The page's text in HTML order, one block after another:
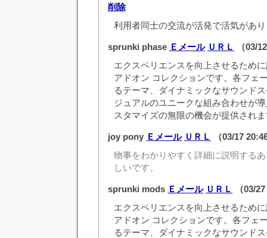
削除
利用者同士の交流が活発で活気があ
sprunki phase Ｅメール ＵＲＬ
（03/
エクスペリエンスを向上させるため
アドオン コレクションです。各フェ
るテーマ、ダイナミックなサウンド
ジュアルのユニークな組み合わせが
スタマイズの無限の機会が提供され
joy pony Ｅメール ＵＲＬ
（03/17
物事をわかりやすく詳細に説明する
しいです。
sprunki mods Ｅメール ＵＲＬ
（03/
エクスペリエンスを向上させるため
アドオン コレクションです。各フェ
るテーマ、ダイナミックなサウンド